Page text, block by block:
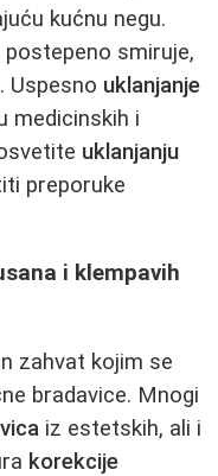
kućnu negu.
postepeno smiruje,
Uspesno uklanjanje
medicinskih i
uklanjanju
preporuke
i klempavih
zahvat kojim se
bradavice. Mnogi
iz estetskih, ali i
korekcije